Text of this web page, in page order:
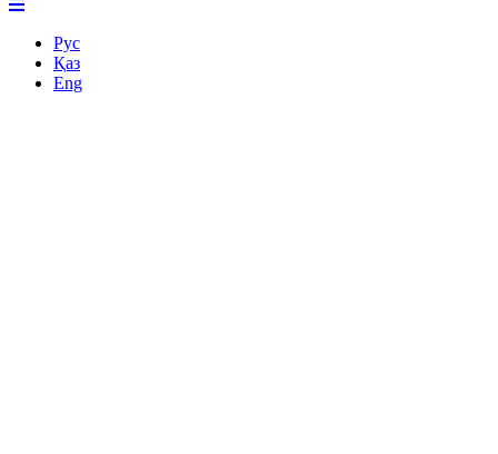
Рус
Қаз
Eng